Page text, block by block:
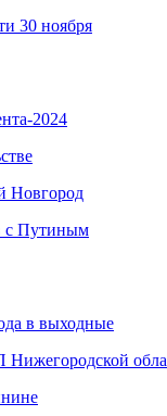
30 ноября
2024
Новгород
с Путиным
в выходные